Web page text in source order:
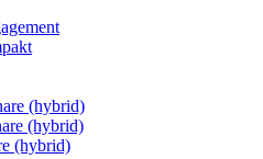
(hybrid)
(hybrid)
(hybrid)